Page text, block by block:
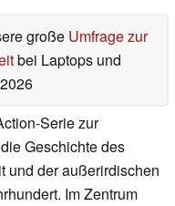
große Umfrage zur
bei Laptops und
Serie zur
Geschichte des
und der außerirdischen
Im Zentrum